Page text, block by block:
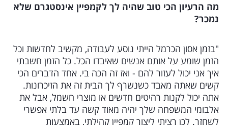
מה הרעיון הכי טוב שהיה לך לקמפיין אינסטגרם שלא
נמכר?
"בזמן אסון הכרמל הייתי נוסע לעבודה, מקשיב לחדשות וכל
הזמן שומע על אותם אנשים שאיבדו הכל. כל הזמן חשבתי
איך אני יכול לעזור להם - ואז זה הכה בי. אחד הדברים הכי
קשים שאתה מאבד כשנשרף לך הבית זה את הזיכרונות.
אתה יכול לקנות רהיטים חדשים או מוצרי חשמל, אבל את
אלבומי המשפחה שלך יהיה מאוד קשה עד בלתי אפשרי
לשחזר. לכן רציתי ליצור קמפיין קהילתי, באמצעות